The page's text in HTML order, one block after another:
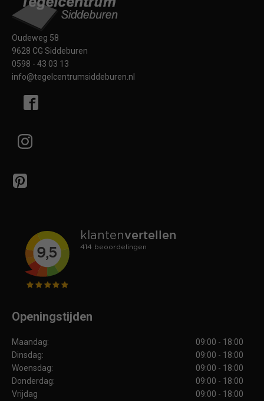
Oudeweg 58
9628 CG Siddeburen
0598 - 43 03 13
info@tegelcentrumsiddeburen.nl
Openingstijden
Maandag:
09:00 - 18:00
Dinsdag:
09:00 - 18:00
Woensdag:
09:00 - 18:00
Donderdag:
09:00 - 18:00
Vrijdag
09:00 - 18:00